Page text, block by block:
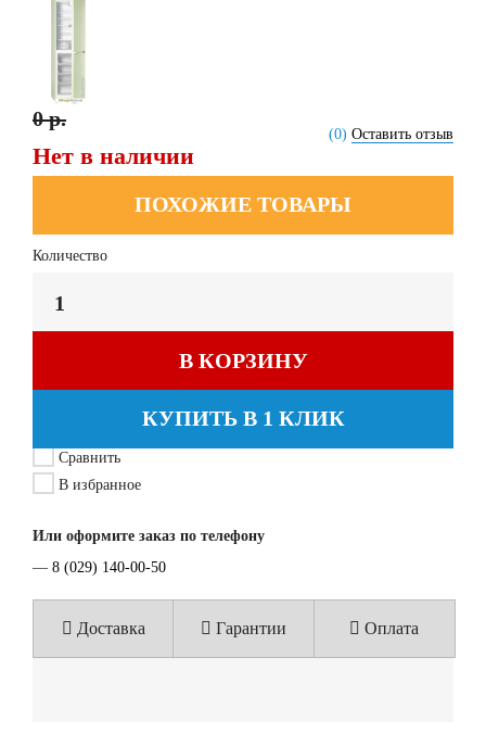
(0) Оставить отзыв
0 р.
Нет в наличии
ПОХОЖИЕ ТОВАРЫ
Количество
В КОРЗИНУ
КУПИТЬ В 1 КЛИК
Сравнить
В избранное
Или оформите заказ по телефону
— 8 (029) 140-00-50
Доставка Гарантии Оплата